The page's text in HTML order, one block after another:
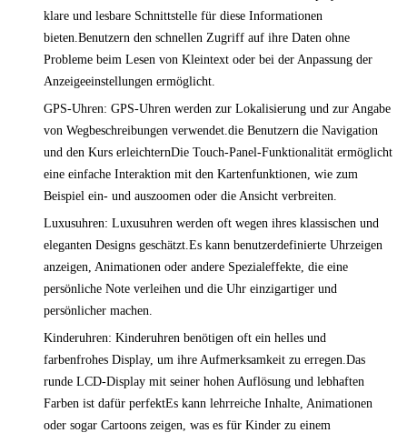
klare und lesbare Schnittstelle für diese Informationen
bieten.Benutzern den schnellen Zugriff auf ihre Daten ohne
Probleme beim Lesen von Kleintext oder bei der Anpassung der
Anzeigeeinstellungen ermöglicht.
GPS-Uhren: GPS-Uhren werden zur Lokalisierung und zur Angabe
von Wegbeschreibungen verwendet.die Benutzern die Navigation
und den Kurs erleichternDie Touch-Panel-Funktionalität ermöglicht
eine einfache Interaktion mit den Kartenfunktionen, wie zum
Beispiel ein- und auszoomen oder die Ansicht verbreiten.
Luxusuhren: Luxusuhren werden oft wegen ihres klassischen und
eleganten Designs geschätzt.Es kann benutzerdefinierte Uhrzeigen
anzeigen, Animationen oder andere Spezialeffekte, die eine
persönliche Note verleihen und die Uhr einzigartiger und
persönlicher machen.
Kinderuhren: Kinderuhren benötigen oft ein helles und
farbenfrohes Display, um ihre Aufmerksamkeit zu erregen.Das
runde LCD-Display mit seiner hohen Auflösung und lebhaften
Farben ist dafür perfektEs kann lehrreiche Inhalte, Animationen
oder sogar Cartoons zeigen, was es für Kinder zu einem